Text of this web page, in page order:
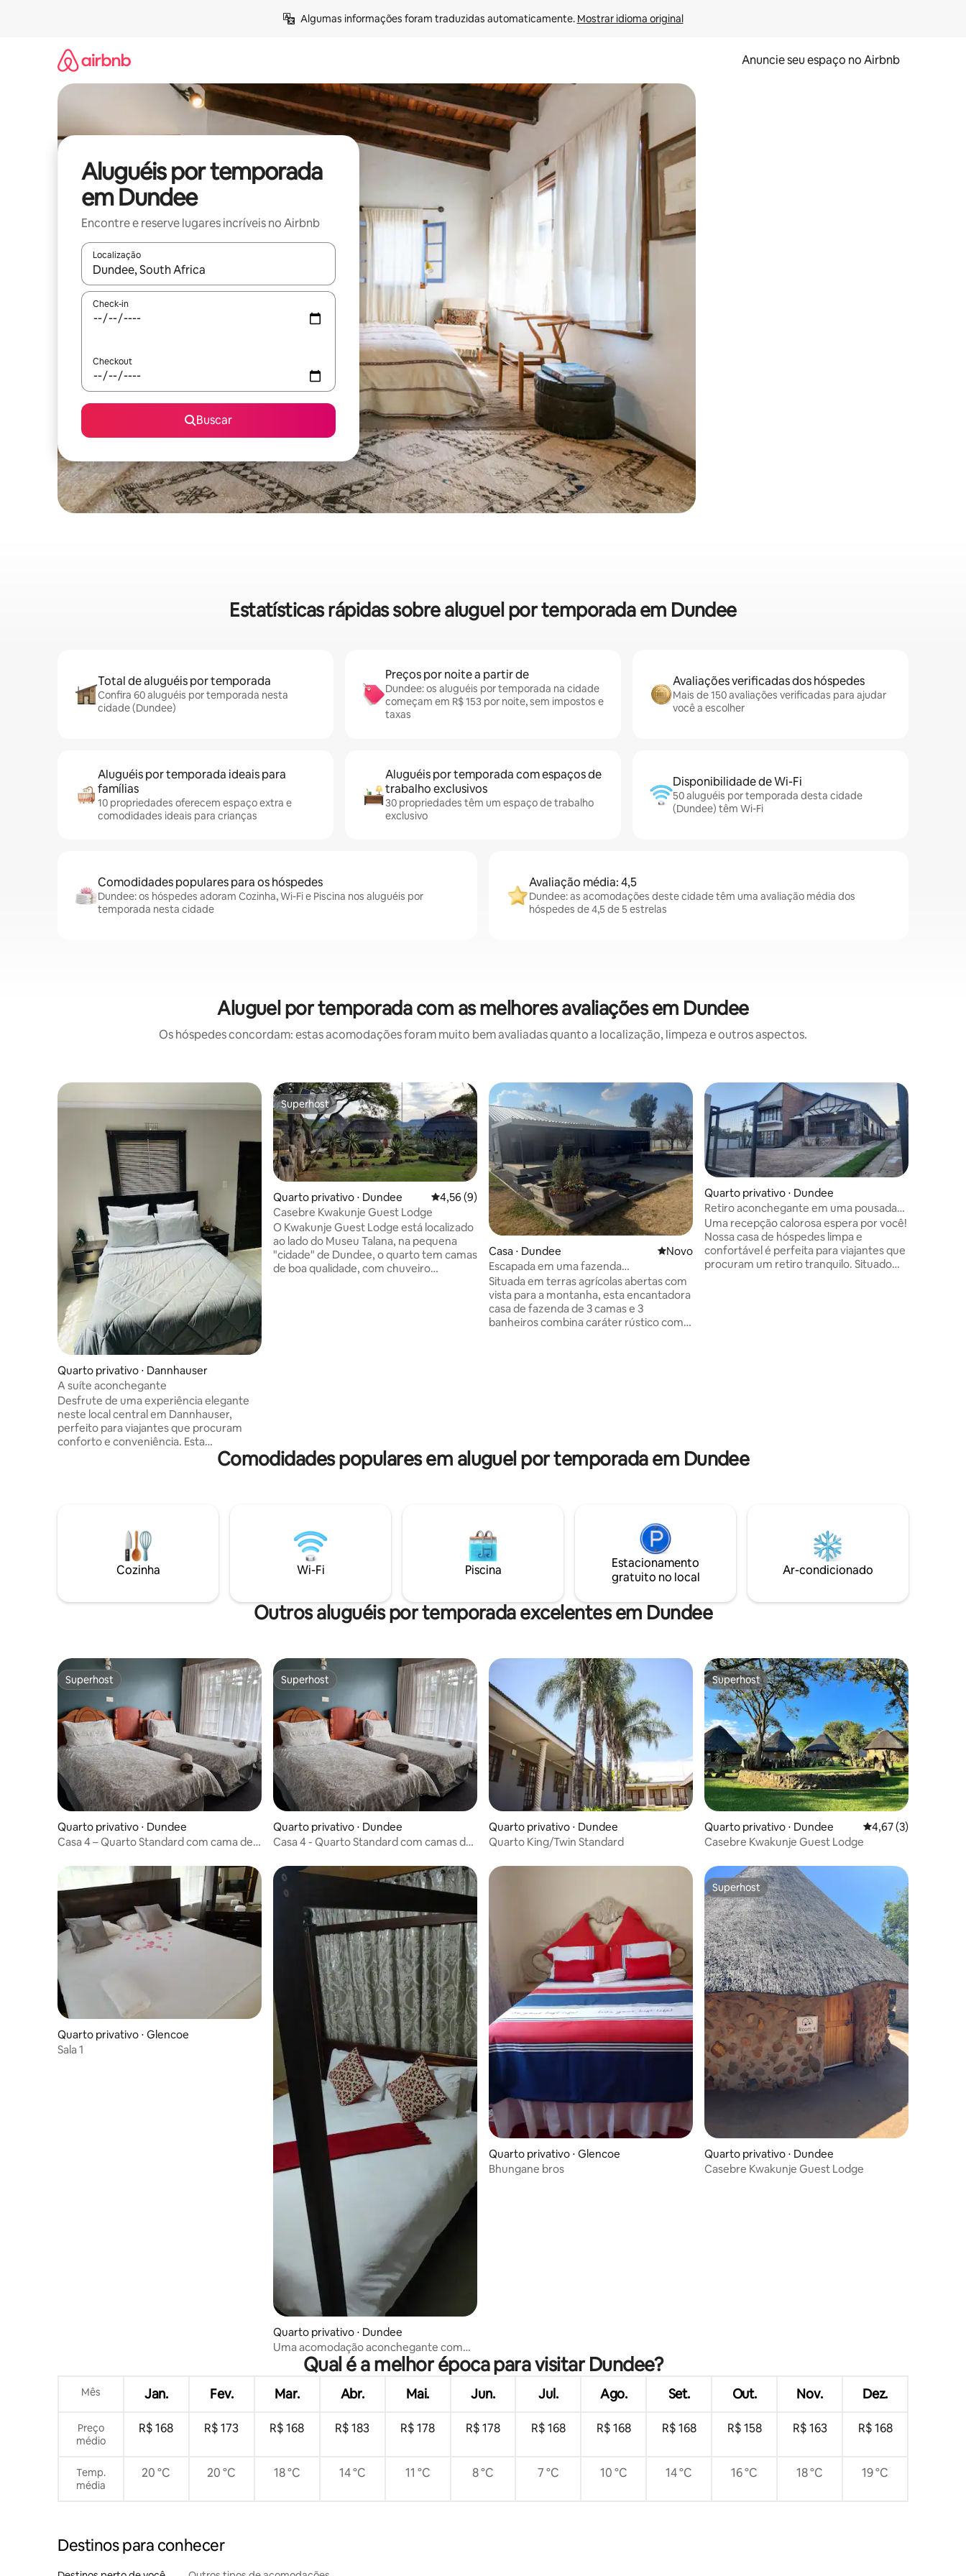
Algumas informações foram traduzidas automaticamente. Mostrar idioma original
Anuncie seu espaço no Airbnb
Aluguéis por temporada
em Dundee
Encontre e reserve lugares incríveis no Airbnb
Localização
Quando os resultados estiverem disponíveis, explore-os usando as seta para cima e para baixo do teclado ou tocando e deslizando o dedo na tela.
Check-in
Checkout
Buscar
Estatísticas rápidas sobre aluguel por temporada em Dundee
Total de aluguéis por temporada
Confira 60 aluguéis por temporada nesta
cidade (Dundee)
Preços por noite a partir de
Dundee: os aluguéis por temporada na cidade
começam em R$ 153 por noite, sem impostos e
taxas
Avaliações verificadas dos hóspedes
Mais de 150 avaliações verificadas para ajudar
você a escolher
Aluguéis por temporada ideais para
famílias
10 propriedades oferecem espaço extra e
comodidades ideais para crianças
Aluguéis por temporada com espaços de
trabalho exclusivos
30 propriedades têm um espaço de trabalho
exclusivo
Disponibilidade de Wi-Fi
50 aluguéis por temporada desta cidade
(Dundee) têm Wi-Fi
Comodidades populares para os hóspedes
Dundee: os hóspedes adoram Cozinha, Wi-Fi e Piscina nos aluguéis por
temporada nesta cidade
Avaliação média: 4,5
Dundee: as acomodações deste cidade têm uma avaliação média dos
hóspedes de 4,5 de 5 estrelas
Aluguel por temporada com as melhores avaliações em Dundee
Os hóspedes concordam: estas acomodações foram muito bem avaliadas quanto a localização, limpeza e outros aspectos.
Quarto privativo ⋅ Dannhauser
A suíte aconchegante
Desfrute de uma experiência elegante
neste local central em Dannhauser,
perfeito para viajantes que procuram
conforto e conveniência. Esta
cuidadosamente decorada oferece uma
proporcionar um retiro confortável e
tranquilo, com um interior limpo e
acolhedor e todos os itens essenciais
necessários para uma estadia agradável.
a lojas locais e comodidades importantes
Superhost
Superhost
Quarto privativo ⋅ Dundee 4,56 de uma avaliação média de 5, 9 avaliações
4,56 (9)
Casebre Kwakunje Guest Lodge
O Kwakunje Guest Lodge está localizado
ao lado do Museu Talana, na pequena
"cidade" de Dundee, o quarto tem camas
de boa qualidade, com chuveiro
Casa ⋅ Dundee Novo lugar para ficar
Novo
Escapada em uma fazenda
aconchegante com vistas.
Situada em terras agrícolas abertas com
vista para a montanha, esta encantadora
casa de fazenda de 3 camas e 3
banheiros combina caráter rústico com
Quarto privativo ⋅ Dundee
Retiro aconchegante em uma pousada
*com estacionamento
Uma recepção calorosa espera por você!
Nossa casa de hóspedes limpa e
confortável é perfeita para viajantes que
procuram um retiro tranquilo. Situado
Comodidades populares em aluguel por temporada em Dundee
Cozinha Wi-Fi Piscina
Estacionamento
gratuito no local
Ar-condicionado
Outros aluguéis por temporada excelentes em Dundee
Superhost
Superhost
Quarto privativo ⋅ Dundee
Casa 4 – Quarto Standard com cama de
Superhost
Superhost
Quarto privativo ⋅ Dundee
Casa 4 - Quarto Standard com camas de
Quarto privativo ⋅ Dundee
Quarto King/Twin Standard
Superhost
Superhost
Quarto privativo ⋅ Dundee 4,67 de uma
4,67 (3)
Casebre Kwakunje Guest Lodge
Quarto privativo ⋅ Glencoe
Sala 1
Quarto privativo ⋅ Dundee
Uma acomodação aconchegante com
banheiro privativo
Quarto privativo ⋅ Glencoe
Bhungane bros
Superhost
Superhost
Quarto privativo ⋅ Dundee
Casebre Kwakunje Guest Lodge
Qual é a melhor época para visitar Dundee?
Mês Jan. Fev. Mar. Abr. Mai. Jun. Jul. Ago. Set. Out. Nov. Dez.
Preço
médio
R$ 168 R$ 173 R$ 168 R$ 183 R$ 178 R$ 178 R$ 168 R$ 168 R$ 168 R$ 158 R$ 163 R$ 168
Temp.
média
20 °C 20 °C 18 °C 14 °C 11 °C 8 °C 7 °C 10 °C 14 °C 16 °C 18 °C 19 °C
Destinos para conhecer